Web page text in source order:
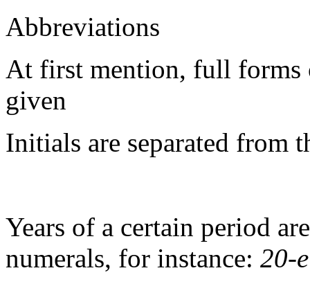
Abbreviations
At first mention, full forms
given
Initials are separated from
Years of a certain period
numerals, for instance: 20-е